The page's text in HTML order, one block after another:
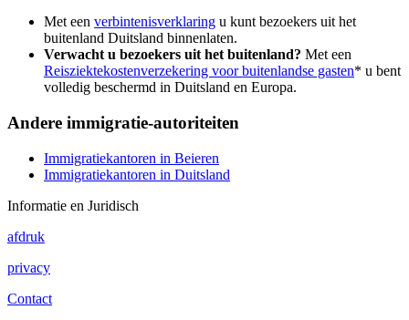
Met een verbintenisverklaring u kunt bezoekers uit het
buitenland Duitsland binnenlaten.
Verwacht u bezoekers uit het buitenland? Met een
Reisziektekostenverzekering voor buitenlandse gasten* u bent
volledig beschermd in Duitsland en Europa.
Andere immigratie-autoriteiten
Immigratiekantoren in Beieren
Immigratiekantoren in Duitsland
Informatie en Juridisch
afdruk
privacy
Contact